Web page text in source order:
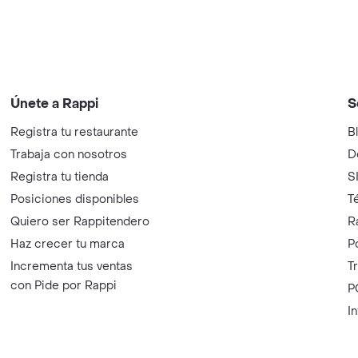
Únete a Rappi
Registra tu restaurante
Trabaja con nosotros
Registra tu tienda
Posiciones disponibles
Quiero ser Rappitendero
Haz crecer tu marca
Incrementa tus ventas
con Pide por Rappi